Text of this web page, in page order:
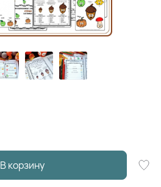
В корзину